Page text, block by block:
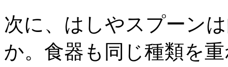
次に、はしやスプーン
か。食器も同じ種類を